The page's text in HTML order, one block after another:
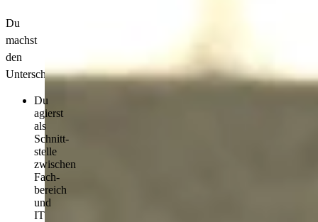
Du
machst
den
Unterschied­
Du
agierst
als
Schnitt­
stelle
zwischen
Fach­
bereich
und
IT